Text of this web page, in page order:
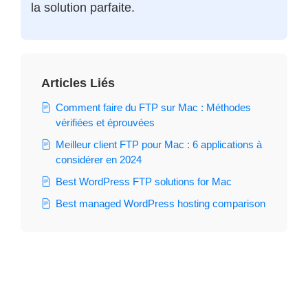
la solution parfaite.
Articles Liés
Comment faire du FTP sur Mac : Méthodes
vérifiées et éprouvées
Meilleur client FTP pour Mac : 6 applications à
considérer en 2024
Best WordPress FTP solutions for Mac
Best managed WordPress hosting comparison